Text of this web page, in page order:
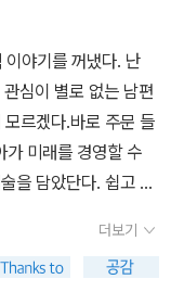
쌩했다. 문제는 현준
지 그 뒤로 내내 아
을 옮기시겠다고 했
셨고, 화천에 있는 절
고 가자는 걸 자동차를
조심 운전하면 문제
고 오는 모든 것은 네
다.아이들 소풍 보내
. 온가족 이름 올려
야기를 꺼냈다. 난
심이 별로 없는 남편
르겠다.바로 주문 들
가 미래를 경영할 수
을 담았단다. 쉽고 흥
을 운운하는지, 세상
고전을 일컬어 '현대
더보기